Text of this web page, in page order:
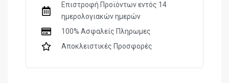
Επιστροφή Προϊόντων εντός 14
ημερολογιακών ημερών
100% Ασφαλείς Πληρωμες
Αποκλειστικές Προσφορές